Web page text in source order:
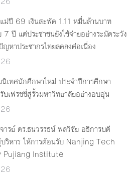
ม่ปี 69 เงินสะพัด 1.11 หมื่นล้านบาท
7 ปี แต่ประชาชนยังใช้จ่ายอย่างระมัดระวัง
หาประชากรไทยลดลงต่อเนื่อง
เทศนักศึกษาใหม่ ประจำปีการศึกษา
เฟรชชี่สู่รั้วมหาวิทยาลัยอย่างอบอุ่น
ารย์ ดร.ธนวรรธน์ พลวิชัย อธิการบดี
ริหาร ให้การต้อนรับ Nanjing Tech
Pujiang Institute